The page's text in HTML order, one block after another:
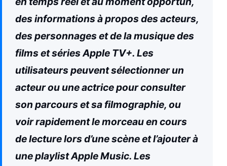
des informations à propos des acteurs,
des personnages et de la musique des
films et séries Apple TV+. Les
utilisateurs peuvent sélectionner un
acteur ou une actrice pour consulter
son parcours et sa filmographie, ou
voir rapidement le morceau en cours
de lecture lors d’une scène et l’ajouter à
une playlist Apple Music. Les